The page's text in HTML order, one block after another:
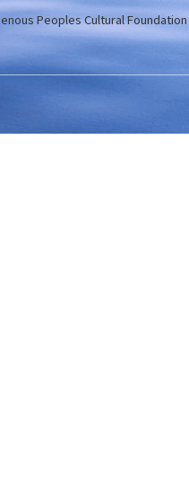
Peoples Cultural Foundation